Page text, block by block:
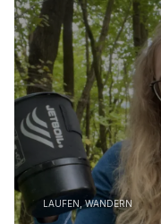
LAUFEN, WANDERN